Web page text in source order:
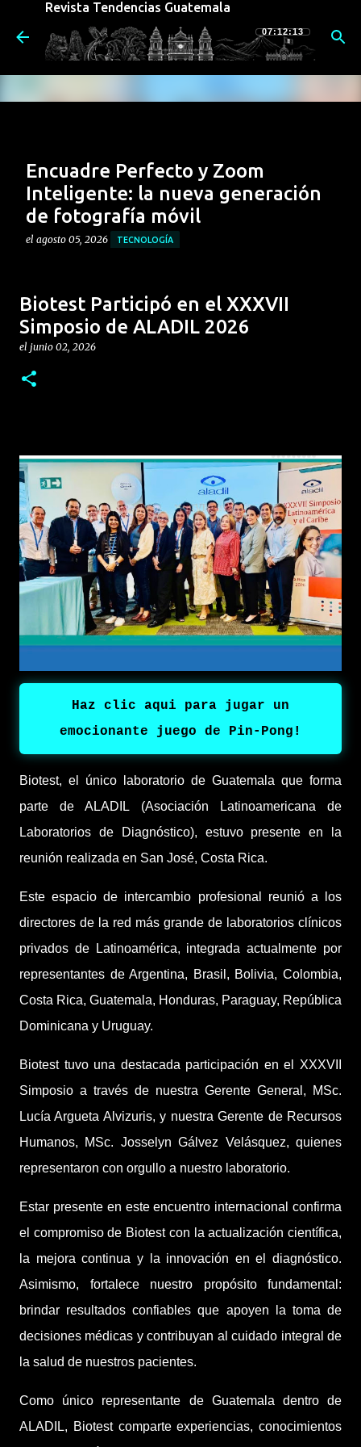
Revista Tendencias Guatemala
07:12:14
Encuadre Perfecto y Zoom
Inteligente: la nueva generación
de fotografía móvil
el agosto 05, 2026 TECNOLOGÍA
sólo destaca por sus componentes físicos, sino por la
integración de funciones inteligentes diseñadas para
aprovechar al máximo su formato plegable,
la mejor cámara hasta la fecha en el segmento. Lo que
funciones inteligentes transforman la usabilidad real
mediante el formato plegable. • Experiencia
fotográfica con IA: El motorola razr 70 combina un
sistema dual de cámara de 50 MP con funciones
inteligentes avanzadas para capturar imágenes
profesionales desde cualquier ángulo. • Modo
Camcorder: La función “Zoom Inteligente” (Rotate to
zoom en inglés) permite emular el agarre de una
videocámara retro al plegar el teléfono a 90°,
facilitando el control del zoom digital con ...
Biotest Participó en el XXXVII
Simposio de ALADIL 2026
el junio 02, 2026
Haz clic aqui para jugar un
emocionante juego de Pin-Pong!
Biotest, el único laboratorio de Guatemala que forma
parte de ALADIL (Asociación Latinoamericana de
Laboratorios de Diagnóstico), estuvo presente en la
reunión realizada en San José, Costa Rica.
Este espacio de intercambio profesional reunió a los
directores de la red más grande de laboratorios clínicos
privados de Latinoamérica, integrada actualmente por
representantes de Argentina, Brasil, Bolivia, Colombia,
Costa Rica, Guatemala, Honduras, Paraguay, República
Dominicana y Uruguay.
Biotest tuvo una destacada participación en el XXXVII
Simposio a través de nuestra Gerente General, MSc.
Lucía Argueta Alvizuris, y nuestra Gerente de Recursos
Humanos, MSc. Josselyn Gálvez Velásquez, quienes
representaron con orgullo a nuestro laboratorio.
Estar presente en este encuentro internacional confirma
el compromiso de Biotest con la actualización científica,
la mejora continua y la innovación en el diagnóstico.
Asimismo, fortalece nuestro propósito fundamental:
brindar resultados confiables que apoyen la toma de
decisiones médicas y contribuyan al cuidado integral de
la salud de nuestros pacientes.
Como único representante de Guatemala dentro de
ALADIL, Biotest comparte experiencias, conocimientos